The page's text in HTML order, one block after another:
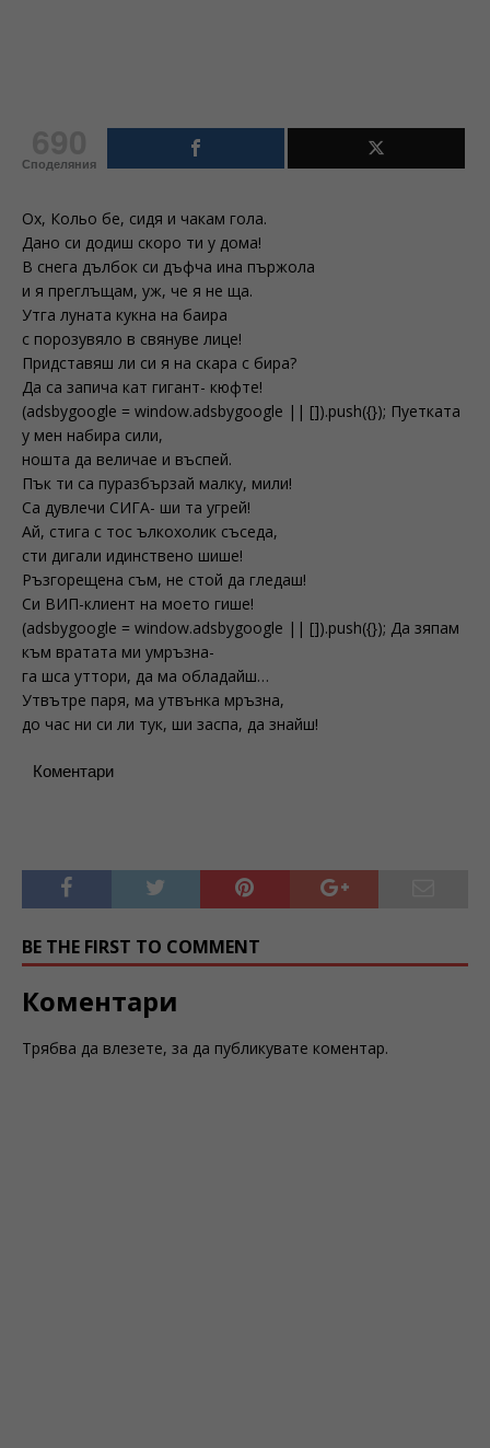
Споделяния
Ох, Кольо бе, сидя и чакам гола.
Дано си додиш скоро ти у дома!
В снега дълбок си дъфча ина пържола
и я преглъщам, уж, че я не ща.
Утга луната кукна на баира
с порозувяло в свянуве лице!
Придставяш ли си я на скара с бира?
Да са запича кат гигант- кюфте!
(adsbygoogle = window.adsbygoogle || []).push({}); Пуетката
у мен набира сили,
ношта да величае и въспей.
Пък ти са пуразбързай малку, мили!
Са дувлечи СИГА- ши та угрей!
Ай, стига с тос ълкохолик съседа,
сти дигали идинствено шише!
Ръзгорещена съм, не стой да гледаш!
Си ВИП-клиент на моето гише!
(adsbygoogle = window.adsbygoogle || []).push({}); Да зяпам
към вратата ми умръзна-
га шса уттори, да ма обладайш…
Утвътре паря, ма утвънка мръзна,
до час ни си ли тук, ши заспа, да знайш!
Коментари
BE THE FIRST TO COMMENT
Коментари
Трябва да влезете, за да публикувате коментар.